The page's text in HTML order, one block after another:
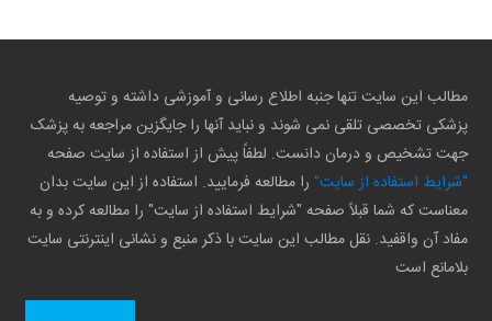
مطالب این سایت تنها جنبه اطلاع رسانی و آموزشی داشته و توصیه
پزشکی تخصصی تلقی نمی شوند و نباید آنها را جایگزین مراجعه به پزشک
جهت تشخیص و درمان دانست. لطفاً پیش از استفاده از سایت صفحه
"شرایط استفاده از سایت" را مطالعه فرمایید. استفاده از این سایت بدان
معناست که شما قبلاً صفحه "شرایط استفاده از سایت" را مطالعه کرده و به
مفاد آن واقفید. نقل مطالب این سایت با ذکر منبع و نشانی اینترنتی سایت
بلامانع است